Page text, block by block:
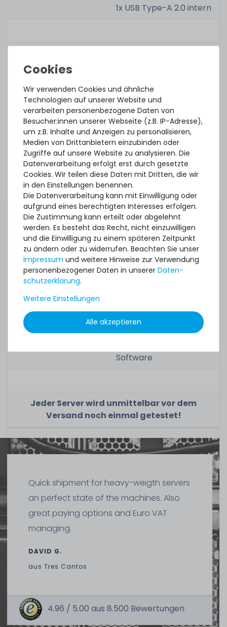
1x USB Type-A 2.0 intern
Tiefe:
Gewicht:
11.8kg
Remote
Management:
FUJITSU iRMC S4
Remote Management
(Standard Version)
Sonstige
Ausstattung:
-
Zustand:
gebraucht, sehr gut,
staubfrei,
Gebrauchsspuren
Lieferumfang:
funktionstüchtiger
Server exklusive
Zubehör wie
Software
Jeder Server wird unmittelbar vor dem
Versand noch einmal getestet!
Quick shipment for heavy-weigth servers
an perfect state of the machines. Also
great paying options and Euro VAT
managing.
DAVID G.
aus Tres Cantos
4.96 / 5.00 aus 8.500 Bewertungen
Wir verwenden Cookies und ähnliche
Technologien auf unserer Website und
verarbeiten personenbezogene Daten von
Besucher:innen unserer Webseite (z.B. IP-Adresse),
um z.B. Inhalte und Anzeigen zu personalisieren,
Medien von Drittanbietern einzubinden oder
Zugriffe auf unsere Website zu analysieren. Die
Datenverarbeitung erfolgt erst durch gesetzte
Cookies. Wir teilen diese Daten mit Dritten, die wir
in den Einstellungen benennen.
Die Datenverarbeitung kann mit Einwilligung oder
aufgrund eines berechtigten Interesses erfolgen.
Die Zustimmung kann erteilt oder abgelehnt
werden. Es besteht das Recht, nicht einzuwilligen
und die Einwilligung zu einem späteren Zeitpunkt
zu ändern oder zu widerrufen. Beachten Sie unser
Impressum und weitere Hinweise zur Verwendung
personenbezogener Daten in unserer Daten­
schutz­erklärung.
Weitere Einstellungen
Alle akzeptieren